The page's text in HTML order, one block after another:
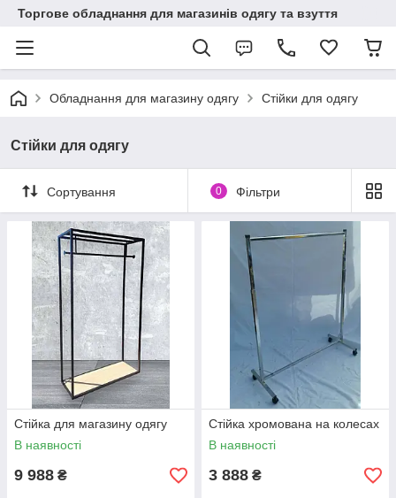
Торгове обладнання для магазинів одягу та взуття
Обладнання для магазину одягу Стійки для одягу
Стійки для одягу
Сортування 0 Фільтри
Стійка для магазину одягу
В наявності
9 988 ₴
Стійка хромована на колесах
В наявності
3 888 ₴